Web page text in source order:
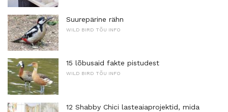
Suurepärine rähn
WILD BIRD TÕU INFO
15 lõbusaid fakte pistudest
WILD BIRD TÕU INFO
12 Shabby Chici lasteaiaprojektid, mida